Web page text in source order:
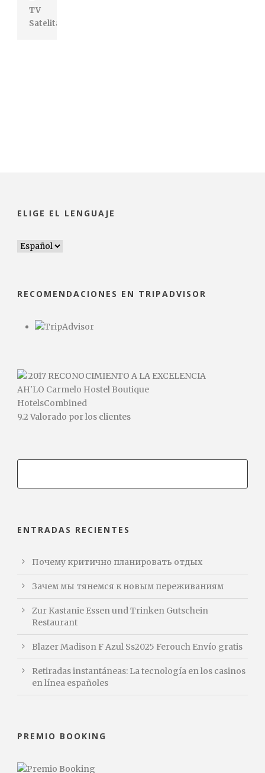
TV
Satelital
ELIGE EL LENGUAJE
RECOMENDACIONES EN TRIPADVISOR
2017 RECONOCIMIENTO A LA EXCELENCIA
AH'LO Carmelo Hostel Boutique
HotelsCombined
9.2 Valorado por los clientes
ENTRADAS RECIENTES
Почему критично планировать отдых
Зачем мы тянемся к новым переживаниям
Zur Kastanie Essen und Trinken Gutschein
Restaurant
Blazer Madison F Azul Ss2025 Ferouch Envío gratis
Retiradas instantáneas: La tecnología en los casinos
en línea españoles
PREMIO BOOKING